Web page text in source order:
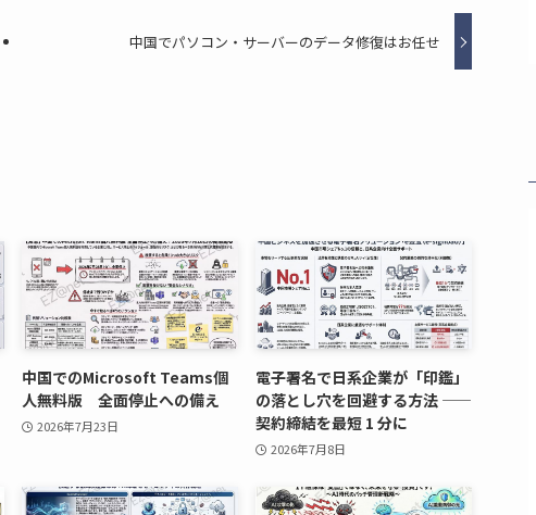
中国でパソコン・サーバーのデータ修復はお任せ
中国でのMicrosoft Teams個
人無料版 全面停止への備え
2026年7月23日
電子署名で日系企業が「印鑑」
の落とし穴を回避する方法 ——
契約締結を最短 1 分に
2026年7月8日